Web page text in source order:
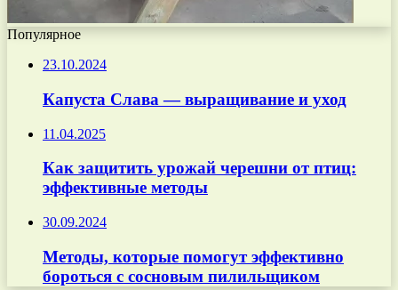
Популярное
23.10.2024
Капуста Слава — выращивание и уход
11.04.2025
Как защитить урожай черешни от птиц:
эффективные методы
30.09.2024
Методы, которые помогут эффективно
бороться с сосновым пилильщиком